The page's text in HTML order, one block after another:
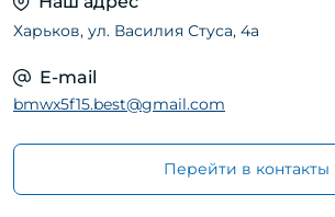
Харьков, ул. Василия Стуса, 4а
E-mail
bmwx5f15.best@gmail.com
Перейти в контакты